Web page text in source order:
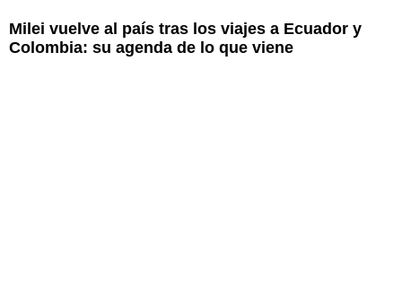
Milei vuelve al país tras los viajes a Ecuador y
Colombia: su agenda de lo que viene